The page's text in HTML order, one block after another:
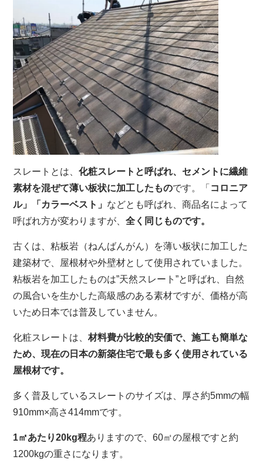
スレートとは、化粧スレートと呼ばれ、セメントに繊維
素材を混ぜて薄い板状に加工したものです。「 コロニア
ル」「カラーベスト」 などとも呼ばれ、商品名によって
呼ばれ方が変わりますが、全く同じものです。
古くは、粘板岩（ねんばんがん）を薄い板状に加工した
建築材で、屋根材や外壁材として使用されていました。
粘板岩を加工したものは”天然スレート”と呼ばれ、自然
の風合いを生かした高級感のある素材ですが、価格が高
いため日本では普及していません。
化粧スレートは、材料費が比較的安価で、施工も簡単な
ため、現在の日本の新築住宅で最も多く使用されている
屋根材です。
多く普及しているスレートのサイズは、厚さ約5mmの幅
910mm×高さ414mmです。
1㎡あたり20kg程ありますので、60㎡の屋根ですと約
1200kgの重さになります。